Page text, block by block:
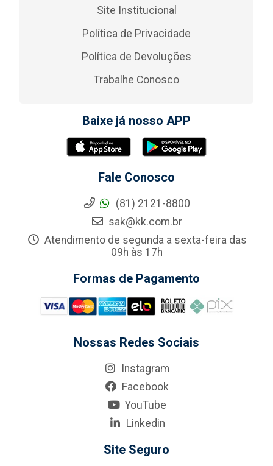
Site Institucional
Política de Privacidade
Política de Devoluções
Trabalhe Conosco
Baixe já nosso APP
Fale Conosco
(81) 2121-8800
sak@kk.com.br
Atendimento de segunda a sexta-feira das
09h às 17h
Formas de Pagamento
Nossas Redes Sociais
Instagram
Facebook
YouTube
Linkedin
Site Seguro